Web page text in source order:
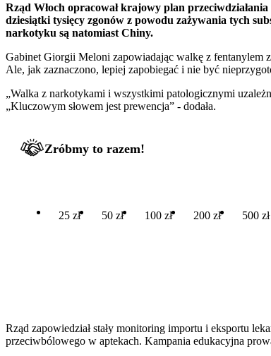
Rząd Włoch opracował krajowy plan
dziesiątki tysięcy zgonów z powodu zażywania tych
narkotyku są natomiast Chiny.
Gabinet Giorgii Meloni zapowiadając walkę z fentanylem
Ale, jak zaznaczono, lepiej zapobiegać i nie być
„Walka z narkotykami i wszystkimi patologicznymi
„Kluczowym słowem jest prewencja” - dodała.
Zróbmy to razem!
25 zł 50 zł 100 zł 200 zł 500 zł
Rząd zapowiedział stały monitoring importu i eksportu
przeciwbólowego w aptekach. Kampania edukacyjna